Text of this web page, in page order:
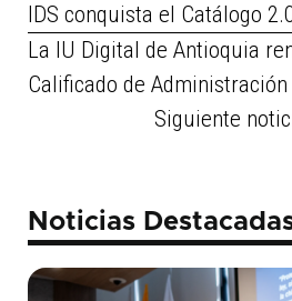
IDS conquista el Catálogo
La IU Digital de Antioquia
Calificado de Administración
Siguiente
Noticias